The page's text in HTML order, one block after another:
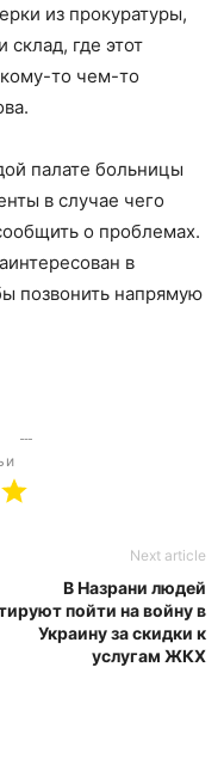
из прокуратуры,
где этот
то чем-то
.
палате больницы
в случае чего
о проблемах.
в
позвонить напрямую
Next article
В Назрани людей
пойти на войну в
Украину за скидки к
услугам ЖКХ